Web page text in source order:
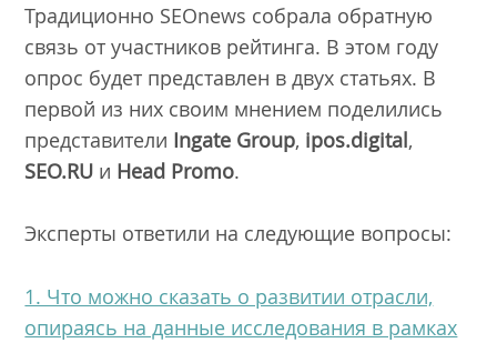
Традиционно SEOnews собрала обратную
связь от участников рейтинга. В этом году
опрос будет представлен в двух статьях. В
первой из них своим мнением поделились
представители Ingate Group, ipos.digital,
SEO.RU и Head Promo.
Эксперты ответили на следующие вопросы:
1. Что можно сказать о развитии отрасли,
опираясь на данные исследования в рамках